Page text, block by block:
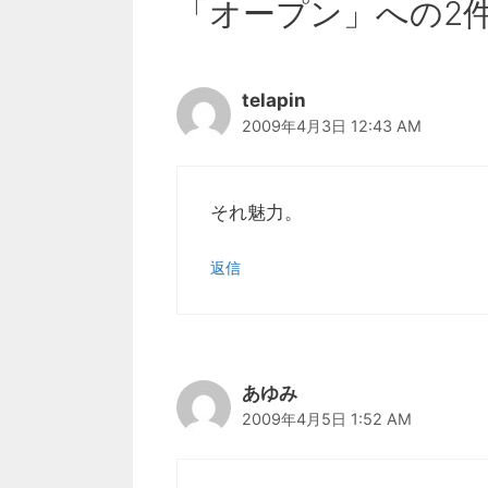
「オープン」への2
telapin
2009年4月3日 12:43 AM
それ魅力。
返信
あゆみ
2009年4月5日 1:52 AM